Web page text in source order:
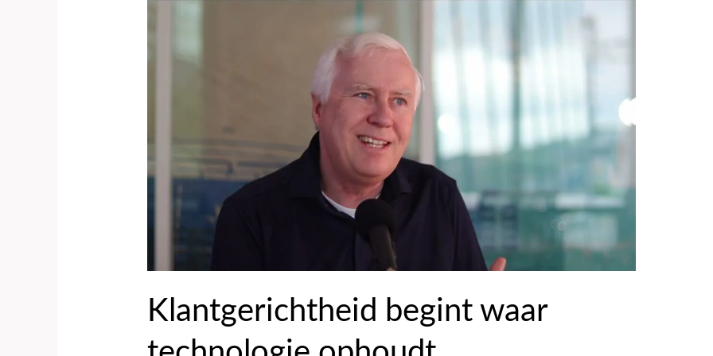
Klantgerichtheid begint waar
Klantgerichtheid